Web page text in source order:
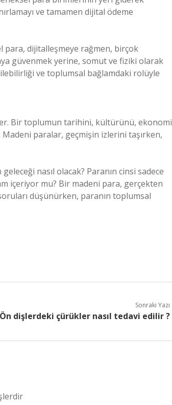
ve tamamen dijital ödeme
para, dijitalleşmeye rağmen, birçok
güvenmek yerine, somut ve fiziki olarak
ve toplumsal bağlamdaki rolüyle
Bir toplumun tarihini, kültürünü, ekonomi
paralar, geçmişin izlerini taşırken,
nasıl olacak? Paranın cinsi sadece
içeriyor mu? Bir madeni para, gerçekten
düşünürken, paranın toplumsal
Sonraki Yazı
Ön dişlerdeki çürükler nasıl tedavi edilir ?